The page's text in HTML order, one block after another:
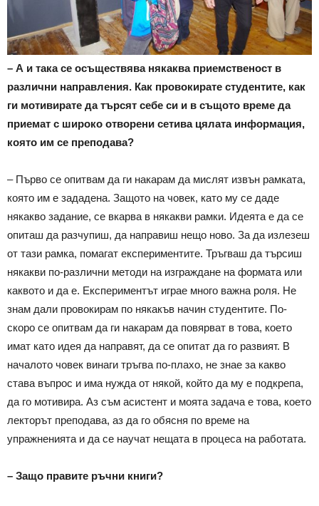
– А и така се осъществява някаква приемственост в
различни направления. Как провокирате студентите, как
ги мотивирате да търсят себе си и в същото време да
приемат с широко отворени сетива цялата информация,
която им се преподава?
– Първо се опитвам да ги накарам да мислят извън рамката,
която им е зададена. Защото на човек, като му се даде
някакво задание, се вкарва в някакви рамки. Идеята е да се
опиташ да разчупиш, да направиш нещо ново. За да излезеш
от тази рамка, помагат експериментите. Тръгваш да търсиш
някакви по-различни методи на изграждане на формата или
каквото и да е. Експериментът играе много важна роля. Не
знам дали провокирам по някакъв начин студентите. По-
скоро се опитвам да ги накарам да повярват в това, което
имат като идея да направят, да се опитат да го развият. В
началото човек винаги тръгва по-плахо, не знае за какво
става въпрос и има нужда от някой, който да му е подкрепа,
да го мотивира. Аз съм асистент и моята задача е това, което
лекторът преподава, аз да го обясня по време на
упражненията и да се научат нещата в процеса на работата.
– Защо правите ръчни книги?